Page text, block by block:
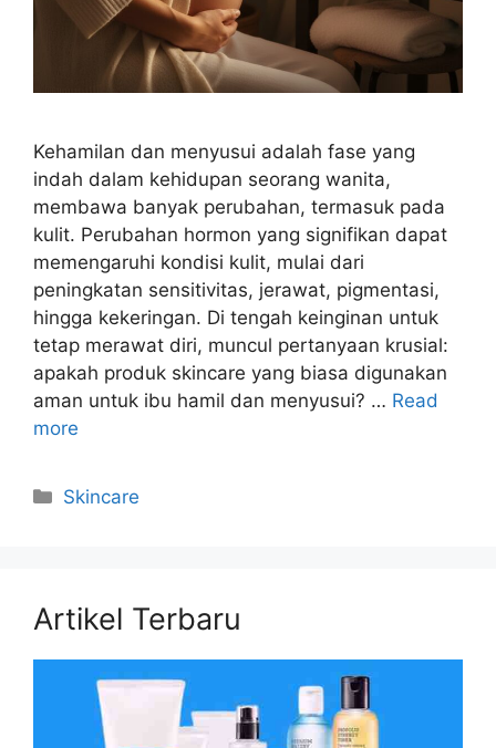
Kehamilan dan menyusui adalah fase yang
indah dalam kehidupan seorang wanita,
membawa banyak perubahan, termasuk pada
kulit. Perubahan hormon yang signifikan dapat
memengaruhi kondisi kulit, mulai dari
peningkatan sensitivitas, jerawat, pigmentasi,
hingga kekeringan. Di tengah keinginan untuk
tetap merawat diri, muncul pertanyaan krusial:
apakah produk skincare yang biasa digunakan
aman untuk ibu hamil dan menyusui? … Read
more
Kategori
Skincare
Artikel Terbaru